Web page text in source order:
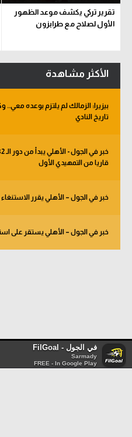
تقرير تركي يكشف موعد الظهور
الأول لصلاح مع طرابزون
الأكثر مشاهدة
بيزيرا: الزمالك لم يلتزم بوعده
تاريخ النادي
قاريا من التمهيدي الأول
خبر في الجول – الأهلي يقرر
خبر في الجول – الأهلي يستقر على
في الجول - FilGoal
Sarmady
FREE - In Google Play